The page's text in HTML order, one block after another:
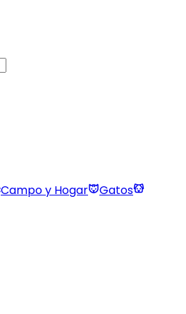
Campo y Hogar
Gatos